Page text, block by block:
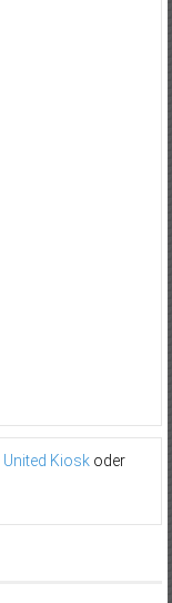
United Kioskoder